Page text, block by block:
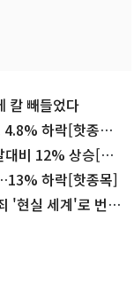
칼 빼들었다
하락[핫종목]
대비 12% 상승[특
하락[핫종목]
'현실 세계'로 번졌